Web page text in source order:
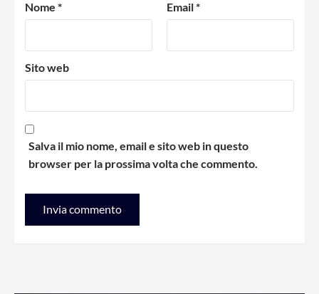
Nome * Email*
Sito web
Salva il mio nome, email e sito web in questo
browser per la prossima volta che commento.